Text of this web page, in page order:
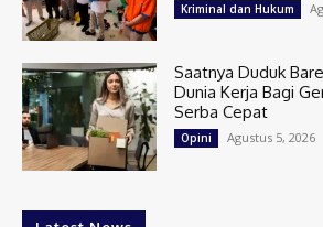
Kriminal dan Hukum
Saatnya Duduk
Dunia Kerja Bagi
Serba Cepat
Opini Agustus 5, 2026